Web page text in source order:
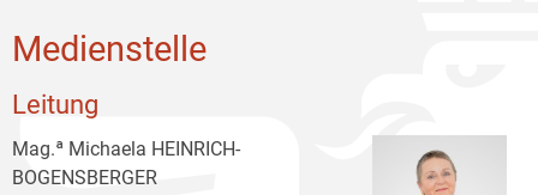
Medienstelle
Leitung
Mag.ª Michaela HEINRICH-
BOGENSBERGER